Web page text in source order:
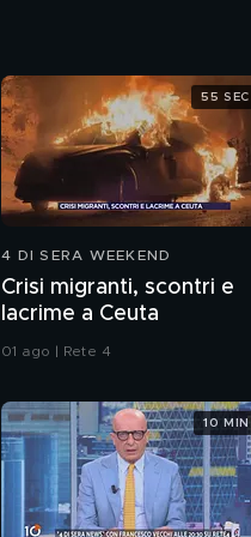
4 DI SERA WEEKEND
Crisi migranti, scontri e
lacrime a Ceuta
01 ago | Rete 4
55 SEC
10 MIN